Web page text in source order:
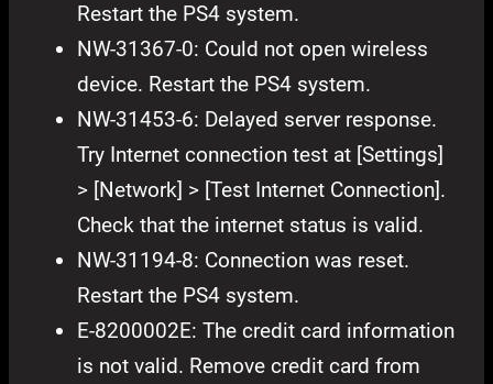
Restart the PS4 system.
NW-31367-0: Could not open wireless
device. Restart the PS4 system.
NW-31453-6: Delayed server response.
Try Internet connection test at [Settings]
> [Network] > [Test Internet Connection].
Check that the internet status is valid.
NW-31194-8: Connection was reset.
Restart the PS4 system.
E-8200002E: The credit card information
is not valid. Remove credit card from